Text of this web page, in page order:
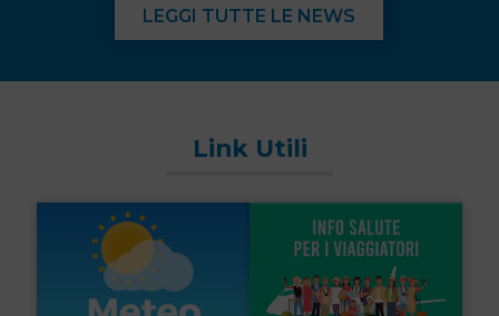
LEGGI TUTTE LE NEWS
Link Utili